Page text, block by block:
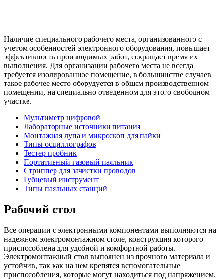
Наличие специального рабочего места, организованного с
учетом особенностей электронного оборудования, повышает
эффективность производимых работ, сокращает время их
выполнения. Для организации рабочего места не всегда
требуется изолированное помещение, в большинстве случаев
такое рабочее место оборудуется в общем производственном
помещении, на специально отведенном для этого свободном
участке.
Мультиметр цифровой
Лабораторные источники питания
Монтажная лупа и микроскоп для пайки
Типы осциллографов
Тестер пробник
Портативный газовый паяльник
Стриппер для зачистки проводов
Губцевый инструмент
Типы паяльных станций
Рабочий стол
Все операции с электронными компонентами выполняются на
надежном электромонтажном столе, конструкция которого
приспособлена для удобной и комфортной работы.
Электромонтажный стол выполнен из прочного материала и
устойчив, так как на нем крепятся вспомогательные
приспособления, которые могут находиться под напряжением.